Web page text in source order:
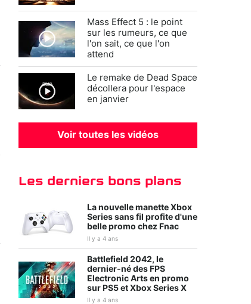
Mass Effect 5 : le point
sur les rumeurs, ce que
l'on sait, ce que l'on
attend
Le remake de Dead Space
décollera pour l'espace
en janvier
Voir toutes les vidéos
Les derniers bons plans
La nouvelle manette Xbox
Series sans fil profite d'une
belle promo chez Fnac
Il y a 4 ans
Battlefield 2042, le
dernier-né des FPS
Electronic Arts en promo
sur PS5 et Xbox Series X
Il y a 4 ans